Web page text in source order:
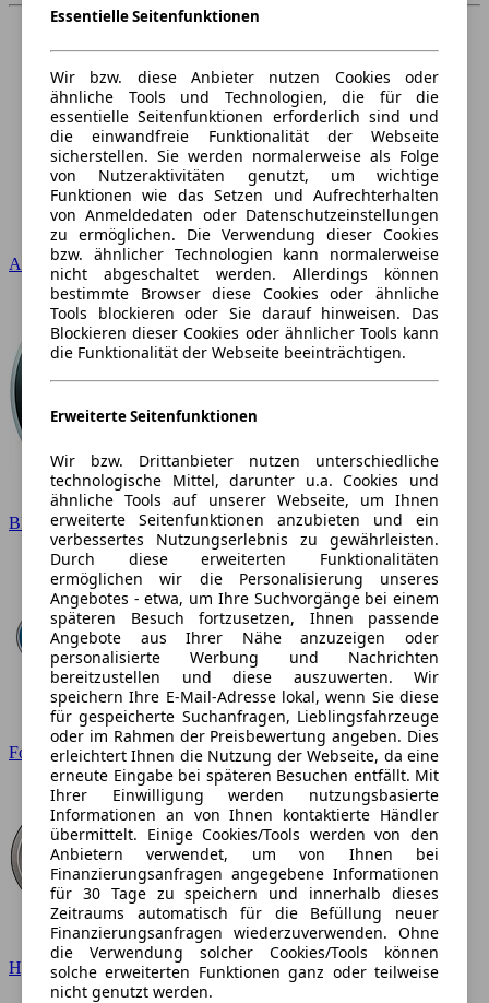
Essentielle Seitenfunktionen
Wir bzw. diese Anbieter nutzen Cookies oder
ähnliche Tools und Technologien, die für die
essentielle Seitenfunktionen erforderlich sind und
die einwandfreie Funktionalität der Webseite
sicherstellen. Sie werden normalerweise als Folge
von Nutzeraktivitäten genutzt, um wichtige
Funktionen wie das Setzen und Aufrechterhalten
von Anmeldedaten oder Datenschutzeinstellungen
zu ermöglichen. Die Verwendung dieser Cookies
bzw. ähnlicher Technologien kann normalerweise
nicht abgeschaltet werden. Allerdings können
bestimmte Browser diese Cookies oder ähnliche
Tools blockieren oder Sie darauf hinweisen. Das
Blockieren dieser Cookies oder ähnlicher Tools kann
die Funktionalität der Webseite beeinträchtigen.
Erweiterte Seitenfunktionen
Wir bzw. Drittanbieter nutzen unterschiedliche
technologische Mittel, darunter u.a. Cookies und
ähnliche Tools auf unserer Webseite, um Ihnen
erweiterte Seitenfunktionen anzubieten und ein
verbessertes Nutzungserlebnis zu gewährleisten.
Durch diese erweiterten Funktionalitäten
ermöglichen wir die Personalisierung unseres
Angebotes - etwa, um Ihre Suchvorgänge bei einem
späteren Besuch fortzusetzen, Ihnen passende
Angebote aus Ihrer Nähe anzuzeigen oder
personalisierte Werbung und Nachrichten
bereitzustellen und diese auszuwerten. Wir
speichern Ihre E-Mail-Adresse lokal, wenn Sie diese
für gespeicherte Suchanfragen, Lieblingsfahrzeuge
oder im Rahmen der Preisbewertung angeben. Dies
erleichtert Ihnen die Nutzung der Webseite, da eine
erneute Eingabe bei späteren Besuchen entfällt. Mit
Ihrer Einwilligung werden nutzungsbasierte
Informationen an von Ihnen kontaktierte Händler
übermittelt. Einige Cookies/Tools werden von den
Anbietern verwendet, um von Ihnen bei
Finanzierungsanfragen angegebene Informationen
für 30 Tage zu speichern und innerhalb dieses
Zeitraums automatisch für die Befüllung neuer
Finanzierungsanfragen wiederzuverwenden. Ohne
die Verwendung solcher Cookies/Tools können
solche erweiterten Funktionen ganz oder teilweise
nicht genutzt werden.
Audi
BMW
Ford
Hyundai